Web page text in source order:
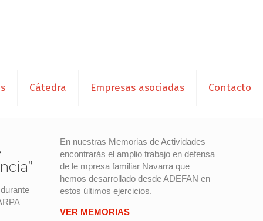
Cátedra Empresas asociadas Contacto
En nuestras Memorias de Actividades
encontrarás el amplio trabajo en defensa
de le mpresa familiar Navarra que
hemos desarrollado desde ADEFAN en
estos últimos ejercicios.
VER MEMORIAS